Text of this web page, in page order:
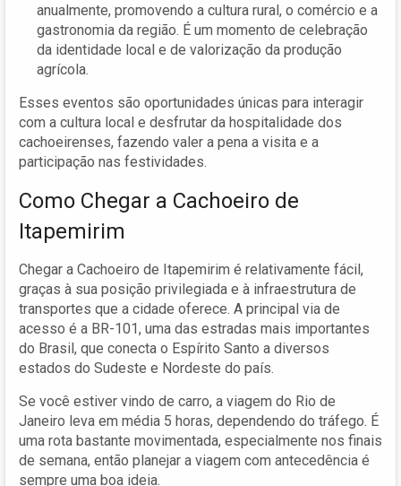
anualmente, promovendo a cultura rural, o comércio e a
gastronomia da região. É um momento de celebração
da identidade local e de valorização da produção
agrícola.
Esses eventos são oportunidades únicas para interagir
com a cultura local e desfrutar da hospitalidade dos
cachoeirenses, fazendo valer a pena a visita e a
participação nas festividades.
Como Chegar a Cachoeiro de
Itapemirim
Chegar a Cachoeiro de Itapemirim é relativamente fácil,
graças à sua posição privilegiada e à infraestrutura de
transportes que a cidade oferece. A principal via de
acesso é a BR-101, uma das estradas mais importantes
do Brasil, que conecta o Espírito Santo a diversos
estados do Sudeste e Nordeste do país.
Se você estiver vindo de carro, a viagem do Rio de
Janeiro leva em média 5 horas, dependendo do tráfego. É
uma rota bastante movimentada, especialmente nos finais
de semana, então planejar a viagem com antecedência é
sempre uma boa ideia.